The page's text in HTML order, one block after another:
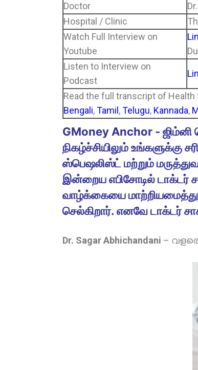
Doctor
Hospital / Clinic
Watch Full Interview on
Youtube
Listen to Interview on
Podcast
Read the full transcript of Health
Bengali,Tamil ,Telugu, Kannada,
GMoney Anchor -
நிகழ்ச்சியிலும்
ஸ்பெஷலிஸ்ட் மற்றும்
இன்றைய எபிசோடில் டாக்டர்
வாழ்க்கையை மாற்றியமைத்து
செல்கிறார். எனவே டாக்டர்
Dr. Sagar Abhichandani –